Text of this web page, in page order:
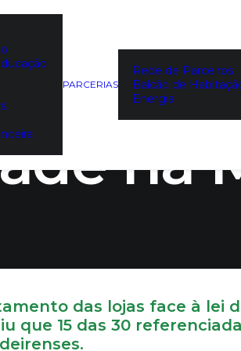
PARCERIAS
Rede de Parceiros
Balcão de
Energia
na
das lojas face à lei
que 15 das 30